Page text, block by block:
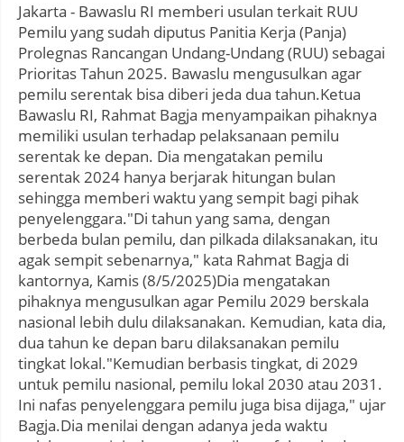
Jakarta - Bawaslu RI memberi usulan terkait RUU
Pemilu yang sudah diputus Panitia Kerja (Panja)
Prolegnas Rancangan Undang-Undang (RUU) sebagai
Prioritas Tahun 2025. Bawaslu mengusulkan agar
pemilu serentak bisa diberi jeda dua tahun.Ketua
Bawaslu RI, Rahmat Bagja menyampaikan pihaknya
memiliki usulan terhadap pelaksanaan pemilu
serentak ke depan. Dia mengatakan pemilu
serentak 2024 hanya berjarak hitungan bulan
sehingga memberi waktu yang sempit bagi pihak
penyelenggara."Di tahun yang sama, dengan
berbeda bulan pemilu, dan pilkada dilaksanakan, itu
agak sempit sebenarnya," kata Rahmat Bagja di
kantornya, Kamis (8/5/2025)Dia mengatakan
pihaknya mengusulkan agar Pemilu 2029 berskala
nasional lebih dulu dilaksanakan. Kemudian, kata dia,
dua tahun ke depan baru dilaksanakan pemilu
tingkat lokal."Kemudian berbasis tingkat, di 2029
untuk pemilu nasional, pemilu lokal 2030 atau 2031.
Ini nafas penyelenggara pemilu juga bisa dijaga," ujar
Bagja.Dia menilai dengan adanya jeda waktu